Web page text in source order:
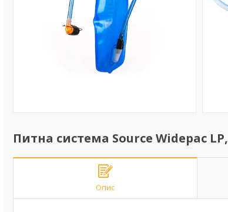
Питна система Source Widepac
Опис